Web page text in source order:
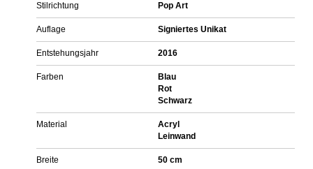
Stilrichtung Pop Art
Auflage Signiertes Unikat
Entstehungsjahr 2016
Farben
Blau
Rot
Schwarz
Material
Acryl
Leinwand
Breite 50 cm